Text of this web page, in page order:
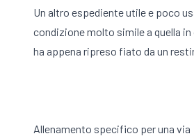
Un altro espediente utile e poco
condizione molto simile a quella
ha appena ripreso fiato da un
Allenamento specifico per una via